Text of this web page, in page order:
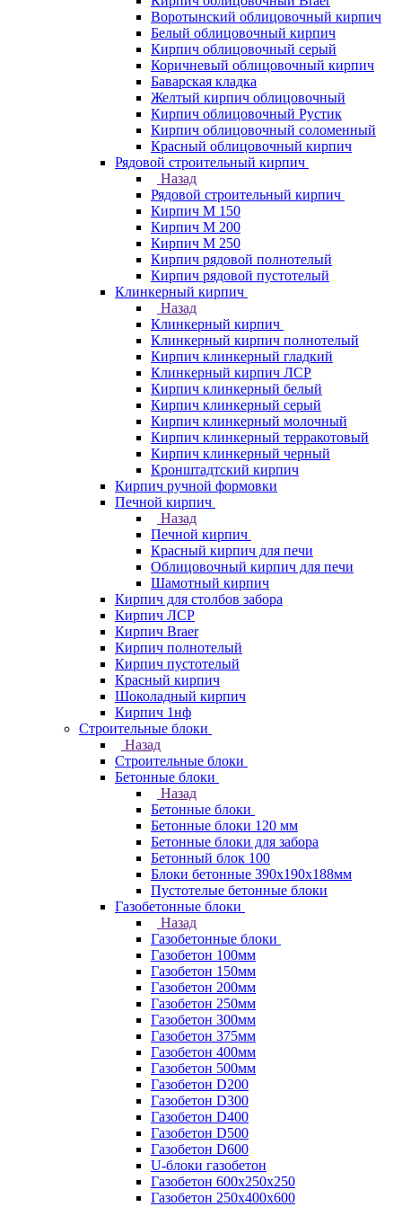
Воротынский облицовочный кирпич
Белый облицовочный кирпич
Кирпич облицовочный серый
Коричневый облицовочный кирпич
Баварская кладка
Желтый кирпич облицовочный
Кирпич облицовочный Рустик
Кирпич облицовочный соломенный
Красный облицовочный кирпич
Рядовой строительный кирпич
Назад
Рядовой строительный кирпич
Кирпич М 150
Кирпич М 200
Кирпич М 250
Кирпич рядовой полнотелый
Кирпич рядовой пустотелый
Клинкерный кирпич
Назад
Клинкерный кирпич
Клинкерный кирпич полнотелый
Кирпич клинкерный гладкий
Клинкерный кирпич ЛСР
Кирпич клинкерный белый
Кирпич клинкерный серый
Кирпич клинкерный молочный
Кирпич клинкерный терракотовый
Кирпич клинкерный черный
Кронштадтский кирпич
Кирпич ручной формовки
Печной кирпич
Назад
Печной кирпич
Красный кирпич для печи
Облицовочный кирпич для печи
Шамотный кирпич
Кирпич для столбов забора
Кирпич ЛСР
Кирпич Braer
Кирпич полнотелый
Кирпич пустотелый
Красный кирпич
Шоколадный кирпич
Кирпич 1нф
Строительные блоки
Назад
Строительные блоки
Бетонные блоки
Назад
Бетонные блоки
Бетонные блоки 120 мм
Бетонные блоки для забора
Бетонный блок 100
Блоки бетонные 390х190х188мм
Пустотелые бетонные блоки
Газобетонные блоки
Назад
Газобетонные блоки
Газобетон 100мм
Газобетон 150мм
Газобетон 200мм
Газобетон 250мм
Газобетон 300мм
Газобетон 375мм
Газобетон 400мм
Газобетон 500мм
Газобетон D200
Газобетон D300
Газобетон D400
Газобетон D500
Газобетон D600
U-блоки газобетон
Газобетон 600x250x250
Газобетон 250x400x600